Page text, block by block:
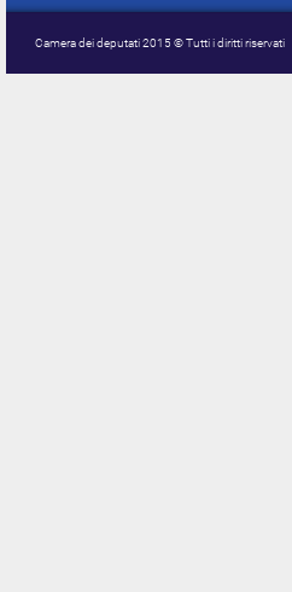
Camera dei deputati 2015 © Tutti i diritti riservati